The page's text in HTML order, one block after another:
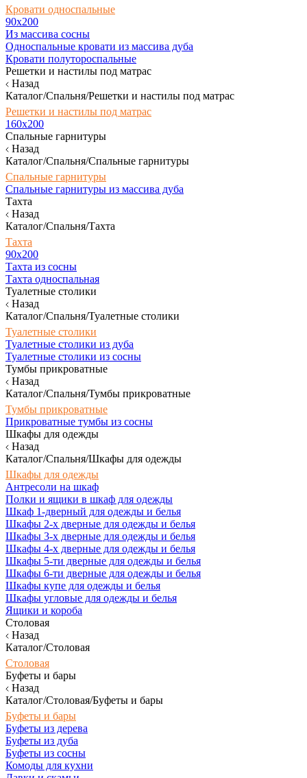
Кровати односпальные
90х200
Из массива сосны
Односпальные кровати из массива дуба
Кровати полутороспальные
Решетки и настилы под матрас
Назад
Каталог/Спальня/Решетки и настилы под матрас
Решетки и настилы под матрас
160х200
Спальные гарнитуры
Назад
Каталог/Спальня/Спальные гарнитуры
Спальные гарнитуры
Спальные гарнитуры из массива дуба
Тахта
Назад
Каталог/Спальня/Тахта
Тахта
90х200
Тахта из сосны
Тахта односпальная
Туалетные столики
Назад
Каталог/Спальня/Туалетные столики
Туалетные столики
Туалетные столики из дуба
Туалетные столики из сосны
Тумбы прикроватные
Назад
Каталог/Спальня/Тумбы прикроватные
Тумбы прикроватные
Прикроватные тумбы из сосны
Шкафы для одежды
Назад
Каталог/Спальня/Шкафы для одежды
Шкафы для одежды
Антресоли на шкаф
Полки и ящики в шкаф для одежды
Шкаф 1-дверный для одежды и белья
Шкафы 2-х дверные для одежды и белья
Шкафы 3-х дверные для одежды и белья
Шкафы 4-х дверные для одежды и белья
Шкафы 5-ти дверные для одежды и белья
Шкафы 6-ти дверные для одежды и белья
Шкафы купе для одежды и белья
Шкафы угловые для одежды и белья
Ящики и короба
Столовая
Назад
Каталог/Столовая
Столовая
Буфеты и бары
Назад
Каталог/Столовая/Буфеты и бары
Буфеты и бары
Буфеты из дерева
Буфеты из дуба
Буфеты из сосны
Комоды для кухни